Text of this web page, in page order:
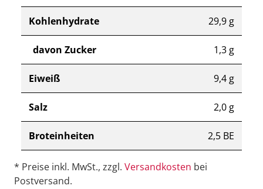
Kohlenhydrate 29,9 g
davon Zucker 1,3 g
Eiweiß 9,4 g
Salz 2,0 g
Broteinheiten 2,5 BE
* Preise inkl. MwSt., zzgl. Versandkosten bei
Postversand.